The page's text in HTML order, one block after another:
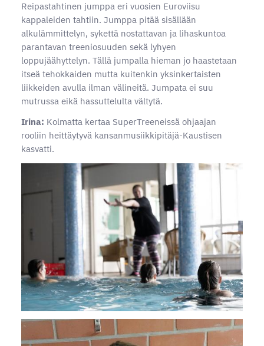
Reipastahtinen jumppa eri vuosien Euroviisu
kappaleiden tahtiin. Jumppa pitää sisällään
alkulämmittelyn, sykettä nostattavan ja lihaskuntoa
parantavan treeniosuuden sekä lyhyen
loppujäähyttelyn. Tällä jumpalla hieman jo haastetaan
itseä tehokkaiden mutta kuitenkin yksinkertaisten
liikkeiden avulla ilman välineitä. Jumpata ei suu
mutrussa eikä hassuttelulta vältytä.
Irina: Kolmatta kertaa SuperTreeneissä ohjaajan
rooliin heittäytyvä kansanmusiikkipitäjä-Kaustisen
kasvatti.